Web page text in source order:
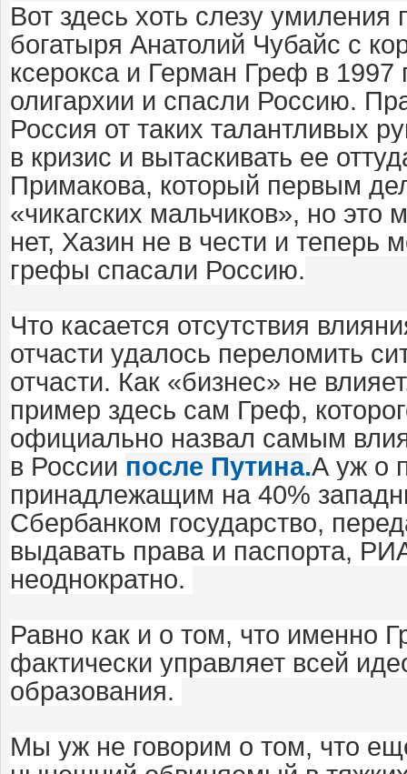
Вот здесь хоть слезу умиления
богатыря Анатолий Чубайс с
ксерокса и Герман Греф в 1997
олигархии и спасли Россию.
Россия от таких талантливых
в кризис и вытаскивать ее
Примакова, который первым
«чикагских мальчиков», но это
нет, Хазин не в чести и теперь
грефы спасали Россию.
Что касается отсутствия
отчасти удалось переломить
отчасти. Как «бизнес» не
пример здесь сам Греф,
официально назвал самым
в России после Путина.А уж о
принадлежащим на 40%
Сбербанком государство,
выдавать права и паспорта,
неоднократно.
Равно как и о том, что именно
фактически управляет всей
образования.
Мы уж не говорим о том, что